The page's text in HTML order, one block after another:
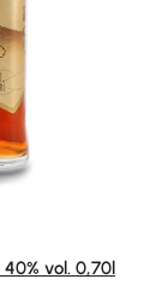
Sternen
vol. 0,70l